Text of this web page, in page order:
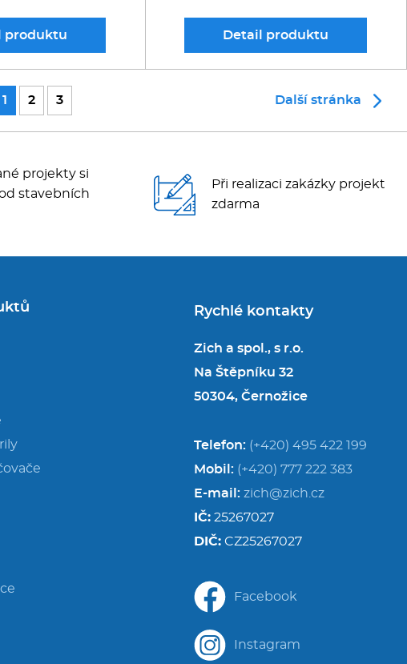
produktu Detail produktu
1 2 3 Další stránka
projekty si
stavebních
Při realizaci zakázky projekt
zdarma
Rychlé kontakty
Zich a spol., s r.o.
Na Štěpníku 32
50304, Černožice
Telefon: (+420) 495 422 199
Mobil: (+420) 777 222 383
E-mail: zich@zich.cz
IČ: 25267027
DIČ: CZ25267027
Facebook
Instagram